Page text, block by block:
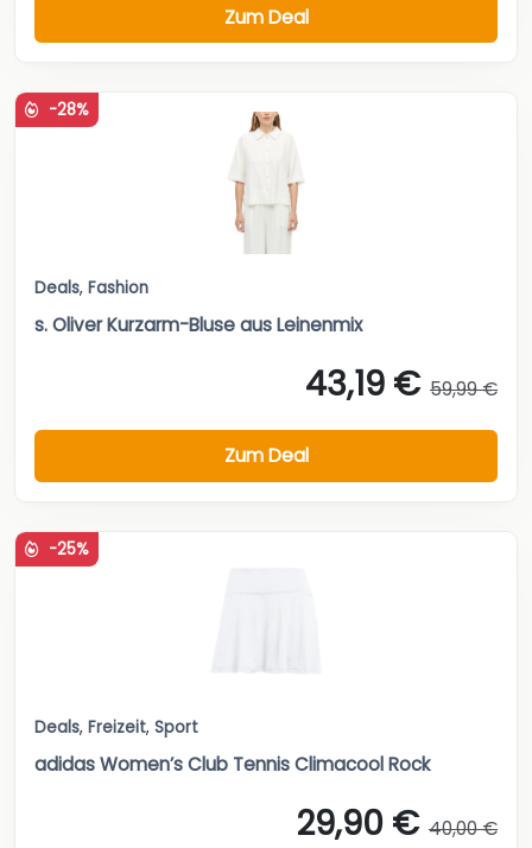
Zum Deal
-28%
Deals, Fashion
s. Oliver Kurzarm-Bluse aus Leinenmix
43,19 € 59,99 €
Zum Deal
-25%
Deals, Freizeit, Sport
adidas Women’s Club Tennis Climacool Rock
29,90 € 40,00 €